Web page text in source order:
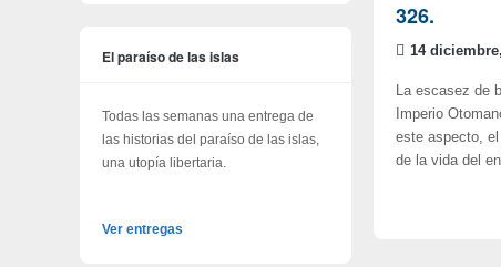
326.
14
La escasez de
Imperio
este aspecto,
de la vida del
El paraíso de las islas
Todas las semanas una entrega de
las historias del paraíso de las islas,
una utopía libertaria.
Ver entregas